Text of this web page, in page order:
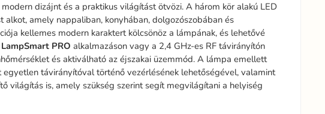
dizájnt és a praktikus világítást ötvözi. A három kör alakú LED
amely nappaliban, konyhában, dolgozószobában és
kellemes modern karaktert kölcsönöz a lámpának, és lehetővé
LampSmart PRO alkalmazáson vagy a 2,4 GHz-es RF távirányítón
és aktiválható az éjszakai üzemmód. A lámpa emellett
távirányítóval történő vezérlésének lehetőségével, valamint
világítás is, amely szükség szerint segít megvilágítani a helyiség